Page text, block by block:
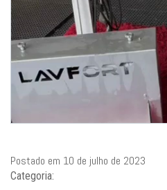
Postado em 10 de julho de 2023
Categoria: